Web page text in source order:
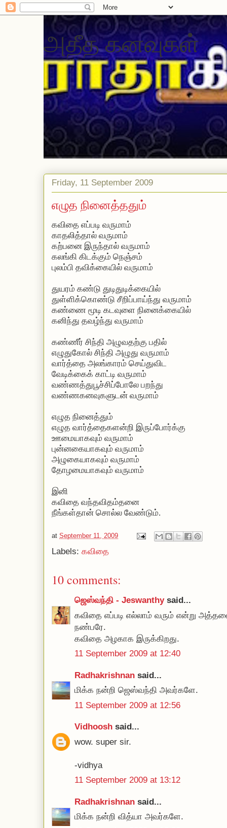
அதீத கனவுகள்
Friday, 11 September 2009
எழுத நினைத்ததும்
கவிதை எப்படி வருமாம்
காதலித்தால் வருமாம்
கற்பனை இருந்தால் வருமாம்
கலங்கி கிடக்கும் நெஞ்சம்
புலம்பி தவிக்கையில் வருமாம்
துயரம் கண்டு துடிதுடிக்கையில்
துள்ளிக்கொண்டு சீறிப்பாய்ந்து வருமாம்
கண்ணை மூடி கடவுளை நினைக்கையில்
கனிந்து தவழ்ந்து வருமாம்
கண்ணீர் சிந்தி அழுவதற்கு பதில்
எழுதுகோல் சிந்தி அழுது வருமாம்
வார்த்தை அலங்காரம் செய்துவிட
வேடிக்கைக் காட்டி வருமாம்
வண்ணத்துபூச்சிப்போலே பறந்து
வண்ணகனவுகளுடன் வருமாம்
எழுத நினைத்தும்
எழுத வார்த்தைகளன்றி இருப்போர்க்கு
ஊமையாகவும் வருமாம்
புன்னகையாகவும் வருமாம்
அழுகையாகவும் வருமாம்
தோழமையாகவும் வருமாம்
இனி
கவிதை வந்தவிதம்தனை
நீங்கள்தான் சொல்ல வேண்டும்.
at September 11, 2009
Labels: கவிதை
10 comments:
ஜெஸ்வந்தி - Jeswanthysaid...
கவிதை எப்படி எல்லாம் வரும் என்று
நண்பரே.
கவிதை அழகாக இருக்கிறது.
11 September 2009 at 12:40
Radhakrishnan said...
மிக்க நன்றி ஜெஸ்வந்தி அவர்களே.
11 September 2009 at 12:56
Vidhoosh said...
wow. super sir.
-vidhya
11 September 2009 at 13:12
Radhakrishnan said...
மிக்க நன்றி வித்யா அவர்களே.